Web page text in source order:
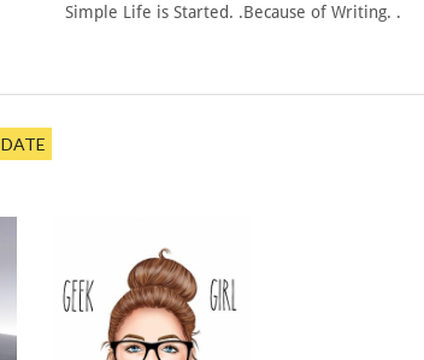
Simple Life is Started. .Because of Writing. .
DATE